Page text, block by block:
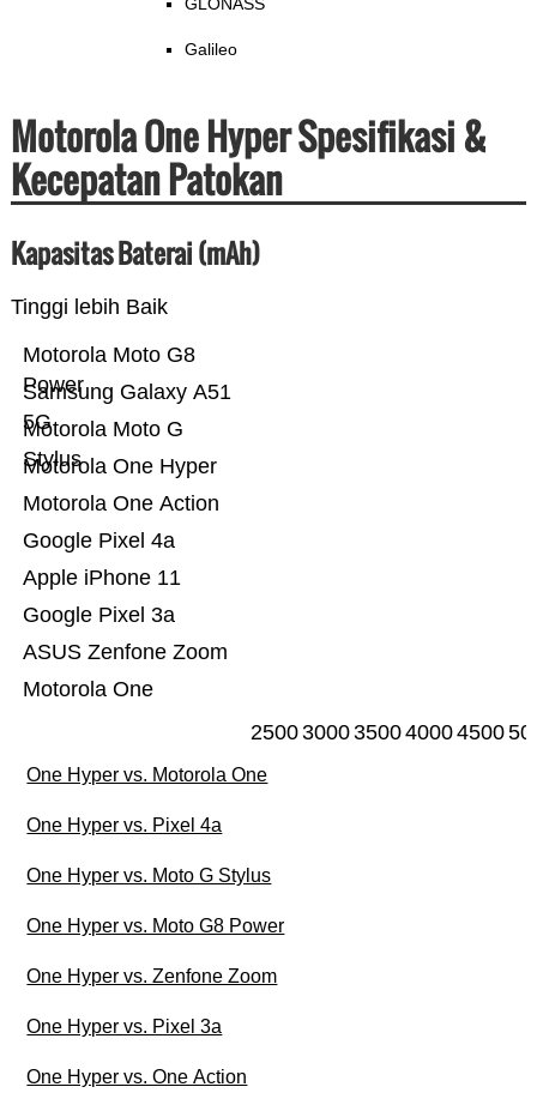
Galileo
Motorola One Hyper Spesifikasi &
Kecepatan Patokan
Kapasitas Baterai (mAh)
Tinggi lebih Baik
Motorola One
ASUS Zenfone Zoom
Google Pixel 3a
Apple iPhone 11
Google Pixel 4a
Motorola One Action
Motorola One Hyper
Motorola Moto G
Stylus
Samsung Galaxy A51
5G
Motorola Moto G8
Power
25003000350040004500
One Hyper vs. Motorola One
One Hyper vs. Pixel 4a
One Hyper vs. Moto G Stylus
One Hyper vs. Moto G8 Power
One Hyper vs. Zenfone Zoom
One Hyper vs. Pixel 3a
One Hyper vs. One Action